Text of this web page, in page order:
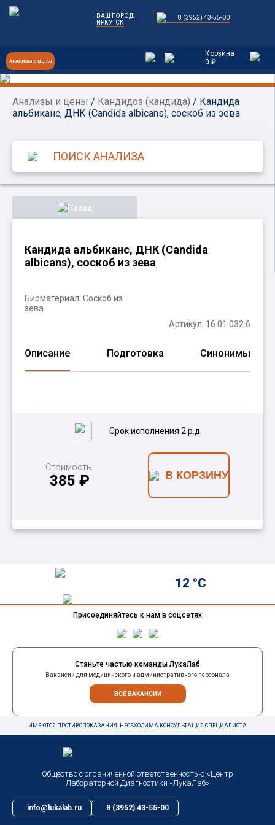
АНАЛИЗЫ И ЦЕНЫ
ВАШ ГОРОД:
ИРКУТСК
8 (3952) 43-55-00
Корзина
0 ₽
Анализы и цены / Кандидоз (кандида) / Кандида
альбиканс, ДНК (Candida albicans), соскоб из зева
Назад
Кандида альбиканс, ДНК (Candida
albicans), соскоб из зева
Биоматериал: Соскоб из
зева
Артикул: 16.01.032.6
Описание Подготовка Синонимы
Срок исполнения 2 р.д.
Стоимость:
385 ₽ В КОРЗИНУ
Присоединяйтесь к нам в соцсетях
12 °C
Станьте частью команды ЛукаЛаб
Вакансии для медицинского и административного персонала
ВСЕ ВАКАНСИИ
ИМЕЮТСЯ ПРОТИВОПОКАЗАНИЯ. НЕОБХОДИМА КОНСУЛЬТАЦИЯ СПЕЦИАЛИСТА
Общество с ограниченной ответственностью «Центр
Лабораторной Диагностики «ЛукаЛаб»
info@lukalab.ru 8 (3952) 43-55-00